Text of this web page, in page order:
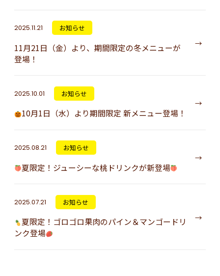
2025.11.21 お知らせ
11月21日（金）より、期間限定の冬メニューが
登場！
2025.10.01 お知らせ
10月1日（水）より期間限定 新メニュー登場！
2025.08.21 お知らせ
夏限定！ジューシーな桃ドリンクが新登場
2025.07.21 お知らせ
夏限定！ゴロゴロ果肉のパイン＆マンゴードリ
ンク登場